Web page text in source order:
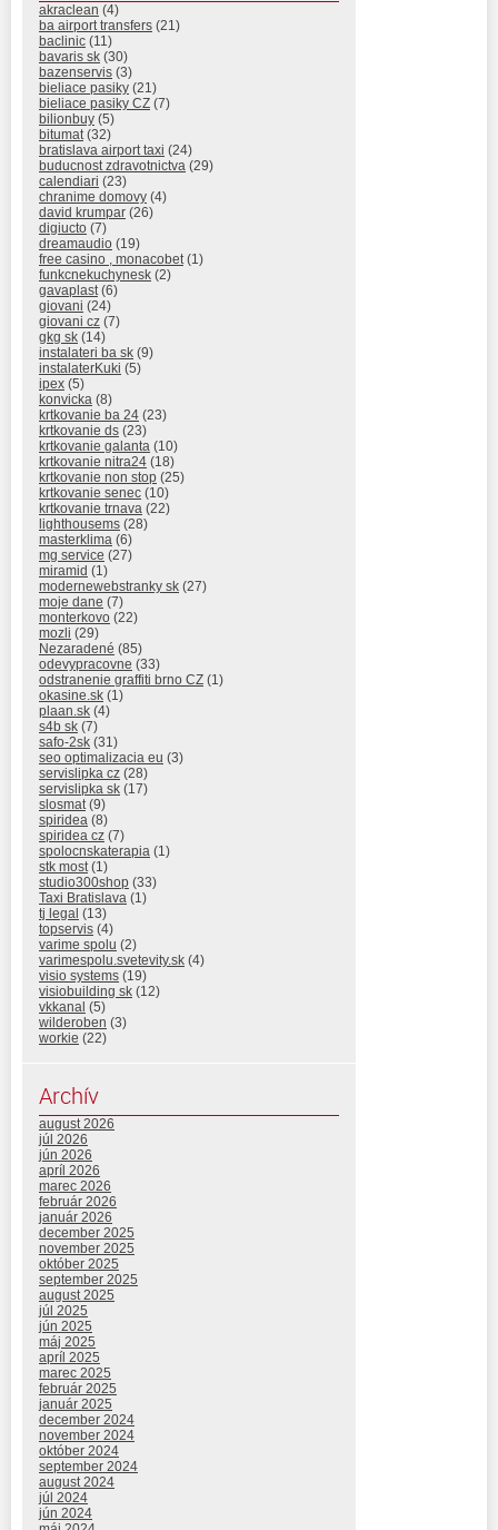
akraclean (4)
ba airport transfers (21)
baclinic (11)
bavaris sk (30)
bazenservis (3)
bieliace pasiky (21)
bieliace pasiky CZ (7)
bilionbuy (5)
bitumat(32)
bratislava airport taxi (24)
buducnost zdravotnictva (29)
calendiari (23)
chranime domovy (4)
david krumpar (26)
digiucto (7)
dreamaudio (19)
free casino , monacobet(1)
funkcnekuchynesk (2)
gavaplast(6)
giovani (24)
giovani cz (7)
gkg sk (14)
instalateri ba sk (9)
instalaterKuki (5)
ipex (5)
konvicka (8)
krtkovanie ba 24 (23)
krtkovanie ds (23)
krtkovanie galanta (10)
krtkovanie nitra24 (18)
krtkovanie non stop (25)
krtkovanie senec (10)
krtkovanie trnava (22)
lighthousems (28)
masterklima (6)
mg service (27)
miramid (1)
modernewebstranky sk (27)
moje dane (7)
monterkovo (22)
mozli (29)
Nezaradené (85)
odevypracovne (33)
odstranenie graffiti brno CZ (1)
okasine.sk (1)
plaan.sk (4)
s4b sk (7)
safo-2sk (31)
seo optimalizacia eu (3)
servislipka cz (28)
servislipka sk (17)
slosmat(9)
spiridea (8)
spiridea cz (7)
spolocnskaterapia (1)
stk most(1)
studio300shop (33)
Taxi Bratislava (1)
tj legal (13)
topservis (4)
varime spolu (2)
varimespolu.svetevity.sk (4)
visio systems (19)
visiobuilding sk (12)
vkkanal (5)
wilderoben (3)
workie (22)
Archív
august 2026
júl 2026
jún 2026
apríl 2026
marec 2026
február 2026
január 2026
december 2025
november 2025
október 2025
september 2025
august 2025
júl 2025
jún 2025
máj 2025
apríl 2025
marec 2025
február 2025
január 2025
december 2024
november 2024
október 2024
september 2024
august 2024
júl 2024
jún 2024